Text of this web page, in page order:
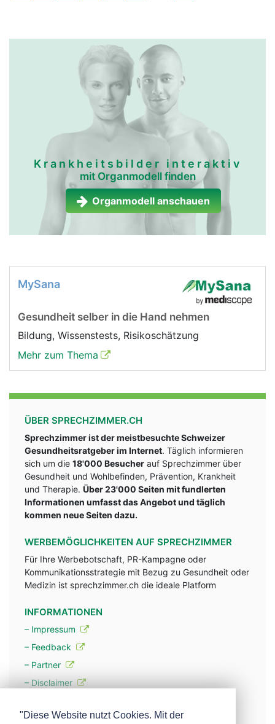
Krankheitsbilder interaktiv
mit Organmodell finden
Organmodell anschauen
MySana
Gesundheit selber in die Hand nehmen
Bildung, Wissenstests, Risikoschätzung
Mehr zum Thema
ÜBER SPRECHZIMMER.CH
Sprechzimmer ist der meistbesuchte Schweizer
Gesundheitsratgeber im Internet. Täglich informieren
sich um die 18'000 Besucher auf Sprechzimmer über
Gesundheit und Wohlbefinden, Prävention, Krankheit
und Therapie. Über 23'000 Seiten mit fundlerten
Informationen umfasst das Angebot und täglich
kommen neue Seiten dazu.
WERBEMÖGLICHKEITEN AUF SPRECHZIMMER
Für Ihre Werbebotschaft, PR-Kampagne oder
Kommunikationsstrategie mit Bezug zu Gesundheit oder
Medizin ist sprechzimmer.ch die ideale Platform
INFORMATIONEN
– Impressum
– Feedback
– Partner
– Disclaimer
"Diese Website nutzt Cookies. Mit der